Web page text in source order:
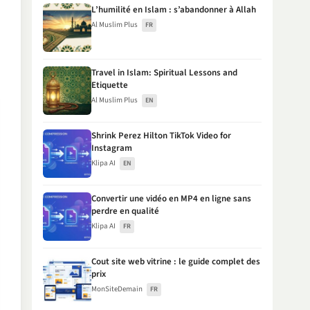
L’humilité en Islam : s’abandonner à Allah
Al Muslim Plus FR
Travel in Islam: Spiritual Lessons and
Etiquette
Al Muslim Plus EN
Shrink Perez Hilton TikTok Video for
Instagram
Klipa AI EN
Convertir une vidéo en MP4 en ligne sans
perdre en qualité
Klipa AI FR
Cout site web vitrine : le guide complet des
prix
MonSiteDemain FR